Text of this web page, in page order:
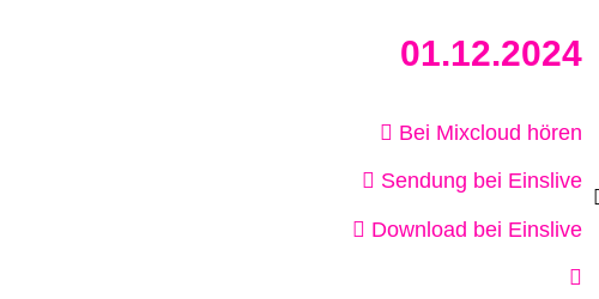
01.12.2024
Bei Mixcloud hören
Sendung bei Einslive
Download bei Einslive